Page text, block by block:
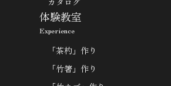
体験教室
Experience
「茶杓」作り
「竹箸」作り